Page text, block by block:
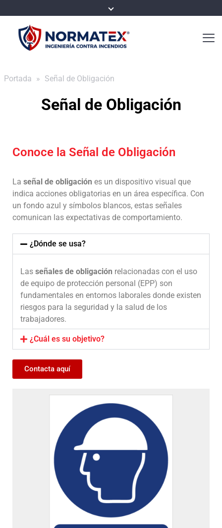
Portada » Señal de Obligación
Señal de Obligación
Conoce la Señal de Obligación
La señal de obligación es un dispositivo visual que
indica acciones obligatorias en un área específica. Con
un fondo azul y símbolos blancos, estas señales
comunican las expectativas de comportamiento.
¿Dónde se usa?
Las señales de obligación relacionadas con el uso
de equipo de protección personal (EPP) son
fundamentales en entornos laborales donde existen
riesgos para la seguridad y la salud de los
trabajadores.
¿Cuál es su objetivo?
Contacta aquí